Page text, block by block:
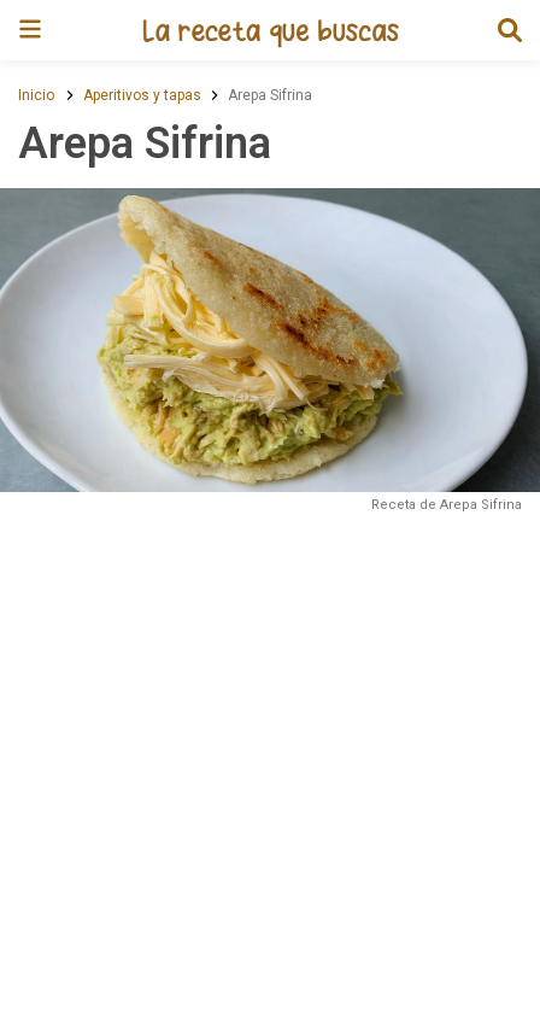
Inicio Aperitivos y tapas Arepa Sifrina
Arepa Sifrina
Receta de Arepa Sifrina